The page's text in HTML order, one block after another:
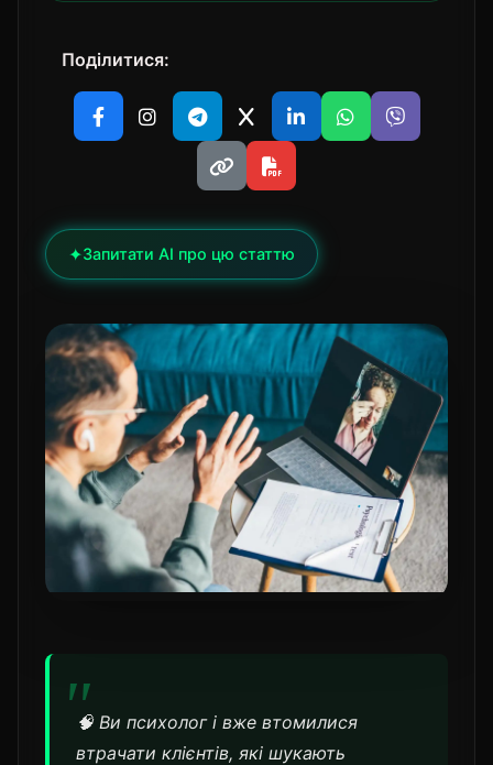
Поділитися:
✦Запитати AI про цю статтю
🧠 Ви психолог і вже втомилися
втрачати клієнтів, які шукають